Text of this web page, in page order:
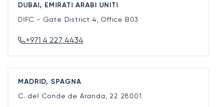
DUBAI, EMIRATI ARABI UNITI
DIFC - Gate District 4, Office B03
+971 4 227 4434
MADRID, SPAGNA
C. del Conde de Aranda, 22 28001